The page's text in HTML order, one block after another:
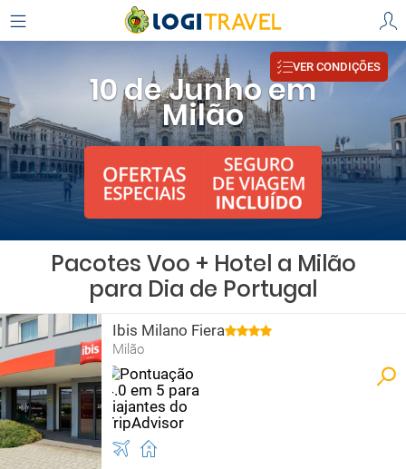
10 de Junho em
Milão
VER CONDIÇÕES
Pacotes Voo + Hotel a Milão
para Dia de Portugal
Ibis Milano Fiera
Milão